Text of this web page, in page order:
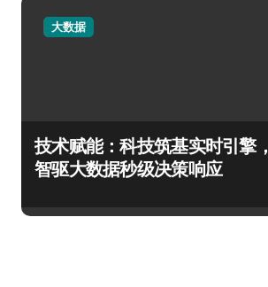
大数据
技术赋能：科技筑基实时引擎，
智驱大数据秒级决策响应